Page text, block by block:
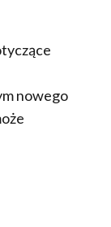
nowego